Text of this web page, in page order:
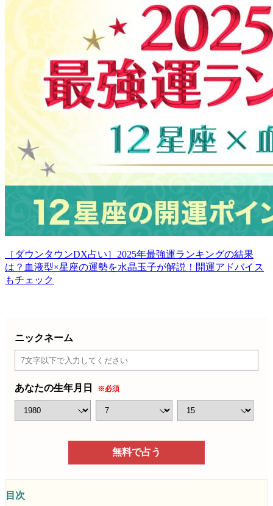
［ダウンタウンDX占い］2025年最強運ランキングの結果
は？血液型×星座の運勢を水晶玉子が解説！開運アドバイス
もチェック
ニックネーム
あなたの生年月日 ※必須
無料で占う
目次